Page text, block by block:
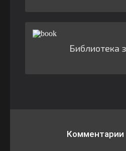
Библиотека
Комментарии